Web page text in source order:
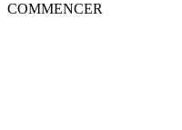
COMMENCER